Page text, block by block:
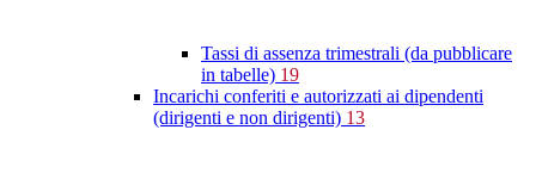
Tassi di assenza trimestrali (da pubblicare
in tabelle) 19
Incarichi conferiti e autorizzati ai dipendenti
(dirigenti e non dirigenti) 13